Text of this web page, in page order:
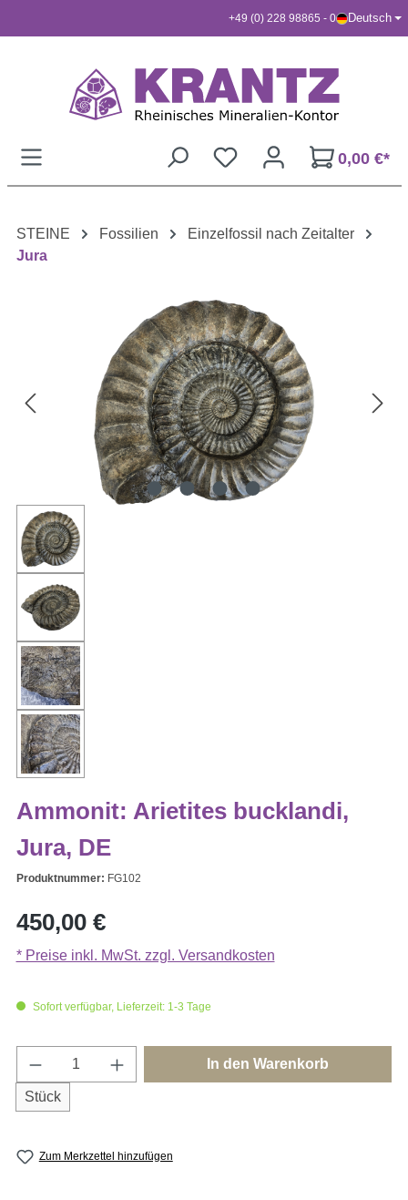
+49 (0) 228 98865 - 0 Deutsch
0,00 €*
STEINE Fossilien
Einzelfossil nach Zeitalter
Jura
Ammonit: Arietites bucklandi,
Jura, DE
Produktnummer: FG102
Regulärer Preis:
450,00 €
* Preise inkl. MwSt. zzgl. Versandkosten
Sofort verfügbar, Lieferzeit: 1-3 Tage
Produkt Anzahl: Gib den gewünschten
Stück
In den Warenkorb
Zum Merkzettel hinzufügen